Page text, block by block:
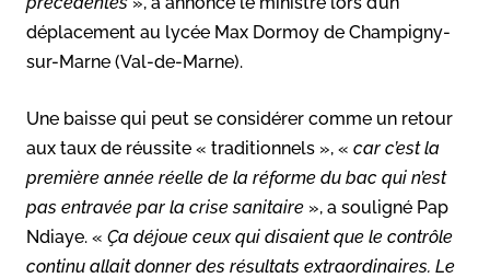
déplacement au lycée Max Dormoy de Champigny-
sur-Marne (Val-de-Marne).
Une baisse qui peut se considérer comme un retour
aux taux de réussite « traditionnels », « car c’est la
première année réelle de la réforme du bac qui n’est
pas entravée par la crise sanitaire », a souligné Pap
Ndiaye. « Ça déjoue ceux qui disaient que le contrôle
continu allait donner des résultats extraordinaires. Le